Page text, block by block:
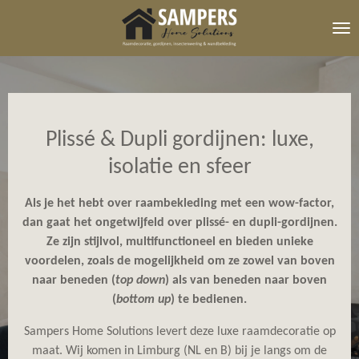
naar
hoofdinhoud
Plissé & Dupli gordijnen: luxe,
isolatie en sfeer
Als je het hebt over raambekleding met een wow-factor,
dan gaat het ongetwijfeld over plissé- en dupli-gordijnen.
Ze zijn stijlvol, multifunctioneel en bieden unieke
voordelen, zoals de mogelijkheid om ze zowel van boven
naar beneden (top down) als van beneden naar boven
(bottom up) te bedienen.
Sampers Home Solutions levert deze luxe raamdecoratie op
maat. Wij komen in Limburg (NL en B) bij je langs om de